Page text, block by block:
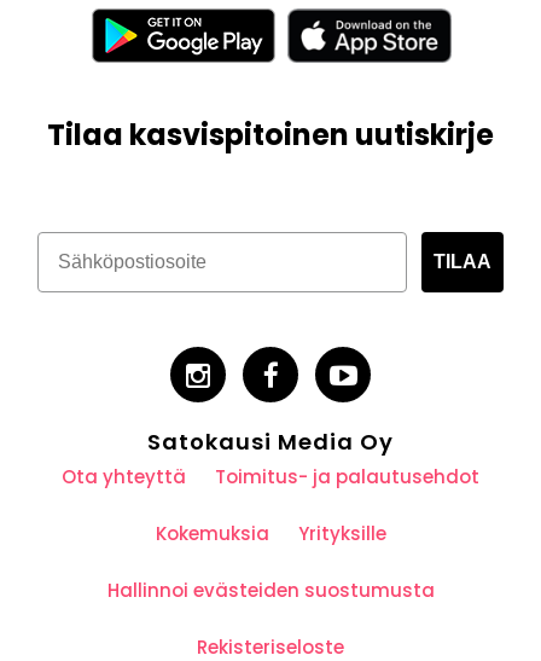
Tilaa kasvispitoinen uutiskirje
TILAA
Satokausi Media Oy
Ota yhteyttä Toimitus- ja palautusehdot
Kokemuksia Yrityksille
Hallinnoi evästeiden suostumusta
Rekisteriseloste